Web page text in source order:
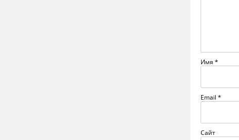
Имя *
Email *
Сайт